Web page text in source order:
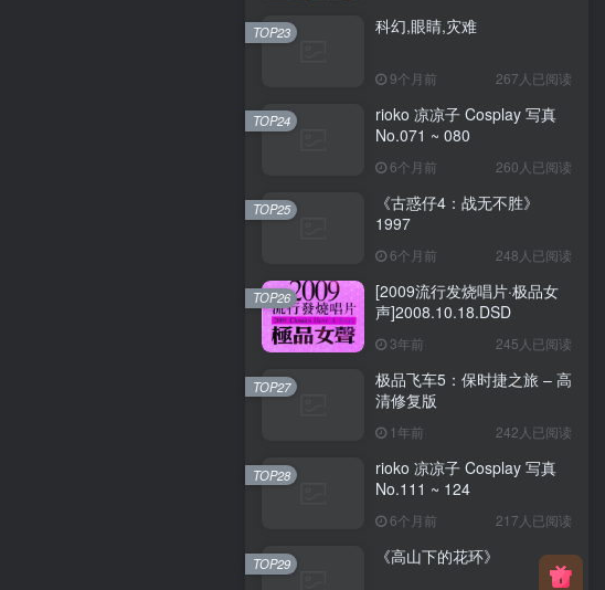
科幻,眼睛,灾难
9个月前 267人已阅读
TOP23
rioko 凉凉子 Cosplay 写真
No.071 ~ 080
6个月前 260人已阅读
TOP24
《古惑仔4：战无不胜》
1997
6个月前 248人已阅读
TOP25
[2009流行发烧唱片·极品女
声]2008.10.18.DSD
3年前 245人已阅读
TOP26
极品飞车5：保时捷之旅 – 高
清修复版
1年前 242人已阅读
TOP27
rioko 凉凉子 Cosplay 写真
No.111 ~ 124
6个月前 217人已阅读
TOP28
《高山下的花环》
TOP29